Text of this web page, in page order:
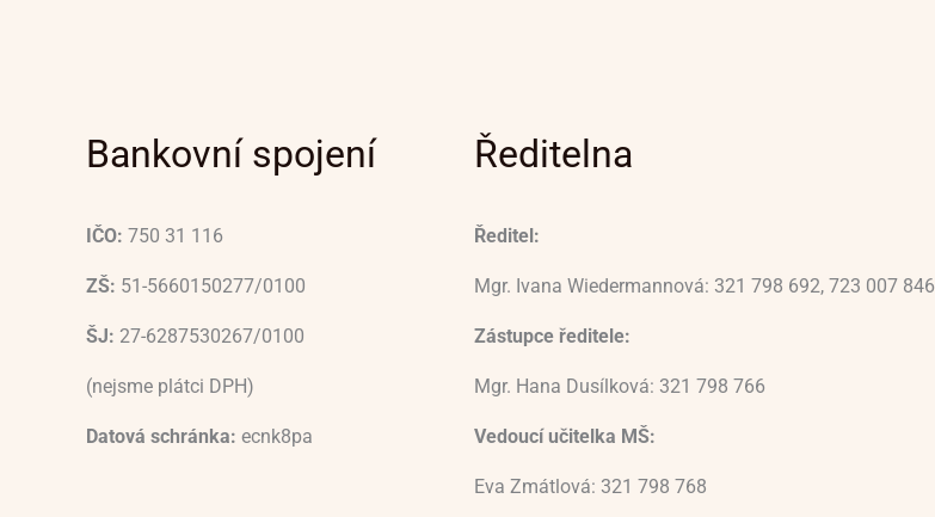
Bankovní spojení
IČO: 750 31 116
ZŠ: 51-5660150277/0100
ŠJ: 27-6287530267/0100
(nejsme plátci DPH)
Datová schránka: ecnk8pa
Ředitelna
Ředitel:
Mgr. Ivana Wiedermannová: 321 798 692, 723 007 846
Zástupce ředitele:
Mgr. Hana Dusílková: 321 798 766
Vedoucí učitelka MŠ:
Eva Zmátlová: 321 798 768